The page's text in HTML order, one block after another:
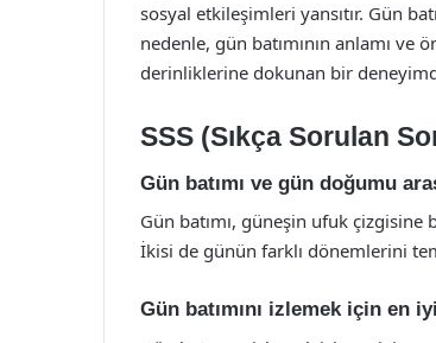
sosyal etkileşimleri yansıtır. Gün
nedenle, gün batımının anlamı ve
derinliklerine dokunan bir
SSS (Sıkça Sorulan
Gün batımı ve gün doğumu
Gün batımı, güneşin ufuk
İkisi de günün farklı dönemlerini
Gün batımını izlemek için en